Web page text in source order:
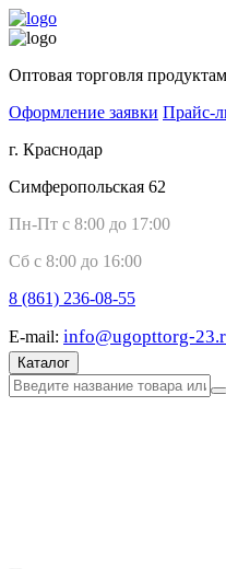
Оптовая торговля
Оформление заявки Прайс-
г. Краснодар
Симферопольская 62
Пн-Пт с 8:00 до 17:00
Сб с 8:00 до 16:00
8 (861) 236-08-55
E-mail: info@ugopttorg-
Каталог